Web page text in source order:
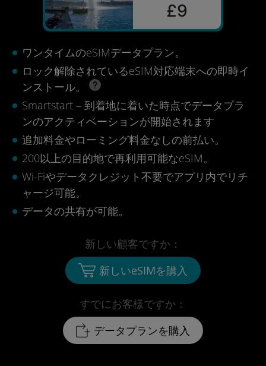
£9
ワンタイムのeSIMデータプラン。
ロック解除されているeSIM対応端末への即時イ
ンストール。
Smartstart – 到着地に着いた時点でデータプラ
ンのアクティベーションが開始されます
追加料金やローミング料金なしの前払い。
200以上の目的地で再利用可能なeSIM。
Wi-Fiやデータクレジット不要でアプリ内でリチ
ャージ可能。
データの共有が可能。
すでにお客様ですか：
データプランを購入
新しい顧客ですか：
新しいeSIMを購入